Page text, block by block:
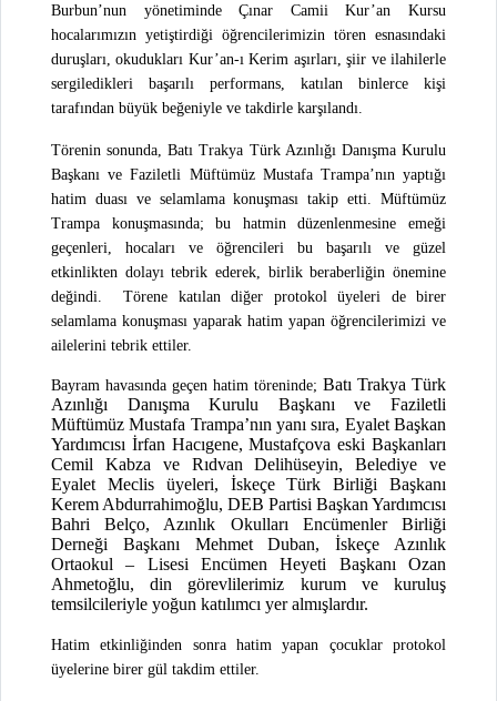
Burbun’nun yönetiminde Çınar Camii Kur’an Kursu
hocalarımızın yetiştirdiği öğrencilerimizin tören esnasındaki
duruşları, okudukları Kur’an-ı Kerim aşırları, şiir ve ilahilerle
sergiledikleri başarılı performans, katılan binlerce kişi
tarafından büyük beğeniyle ve takdirle karşılandı.
Törenin sonunda, Batı Trakya Türk Azınlığı Danışma Kurulu
Başkanı ve Faziletli Müftümüz Mustafa Trampa’nın yaptığı
hatim duası ve selamlama konuşması takip etti. Müftümüz
Trampa konuşmasında; bu hatmin düzenlenmesine emeği
geçenleri, hocaları ve öğrencileri bu başarılı ve güzel
etkinlikten dolayı tebrik ederek, birlik beraberliğin önemine
değindi. Törene katılan diğer protokol üyeleri de birer
selamlama konuşması yaparak hatim yapan öğrencilerimizi ve
ailelerini tebrik ettiler.
Bayram havasında geçen hatim töreninde; Batı Trakya Türk
Azınlığı Danışma Kurulu Başkanı ve Faziletli
Müftümüz Mustafa Trampa’nın yanı sıra, Eyalet Başkan
Yardımcısı İrfan Hacıgene, Mustafçova eski Başkanları
Cemil Kabza ve Rıdvan Delihüseyin, Belediye ve
Eyalet Meclis üyeleri, İskeçe Türk Birliği Başkanı
Kerem Abdurrahimoğlu, DEB Partisi Başkan Yardımcısı
Bahri Belço, Azınlık Okulları Encümenler Birliği
Derneği Başkanı Mehmet Duban,
İskeçe Azınlık
Ortaokul – Lisesi Encümen Heyeti Başkanı Ozan
Ahmetoğlu, din görevlilerimiz kurum ve kuruluş
temsilcileriyle yoğun katılımcı yer almışlardır.
Hatim etkinliğinden sonra hatim yapan çocuklar protokol
üyelerine birer gül takdim ettiler.